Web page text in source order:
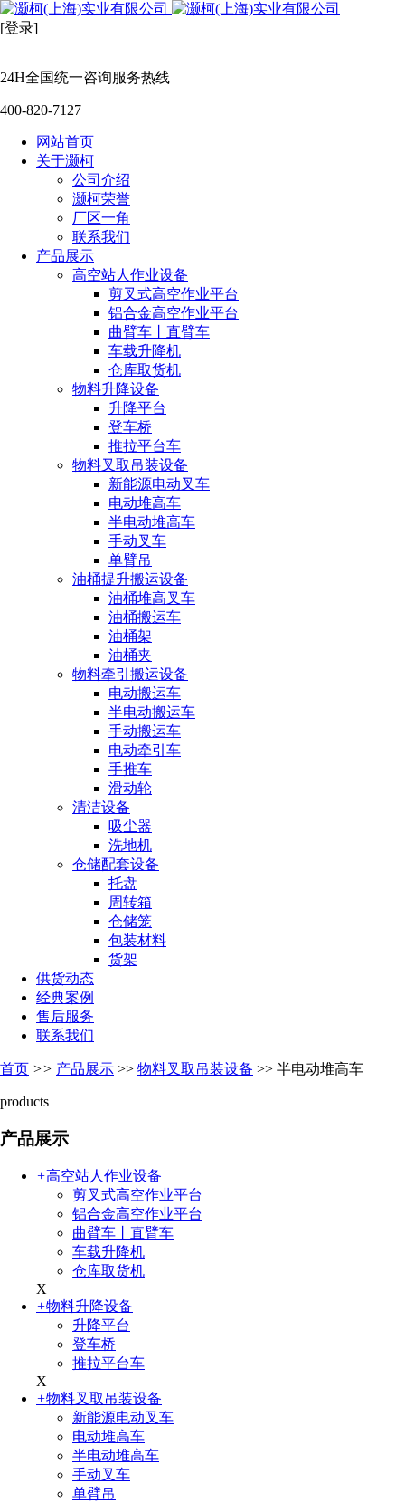
[登录]
24H全国统一咨询服务热线
400-820-7127
网站首页
关于灏柯
公司介绍
灏柯荣誉
厂区一角
联系我们
产品展示
高空站人作业设备
剪叉式高空作业平台
铝合金高空作业平台
曲臂车丨直臂车
车载升降机
仓库取货机
物料升降设备
升降平台
登车桥
推拉平台车
物料叉取吊装设备
新能源电动叉车
电动堆高车
半电动堆高车
手动叉车
单臂吊
油桶提升搬运设备
油桶堆高叉车
油桶搬运车
油桶架
油桶夹
物料牵引搬运设备
电动搬运车
半电动搬运车
手动搬运车
电动牵引车
手推车
滑动轮
清洁设备
吸尘器
洗地机
仓储配套设备
托盘
周转箱
仓储笼
包装材料
货架
供货动态
经典案例
售后服务
联系我们
首页 >> 产品展示 >> 物料叉取吊装设备 >> 半电动堆高车
products
产品展示
+高空站人作业设备
剪叉式高空作业平台
铝合金高空作业平台
曲臂车丨直臂车
车载升降机
仓库取货机
X
+物料升降设备
升降平台
登车桥
推拉平台车
X
+物料叉取吊装设备
新能源电动叉车
电动堆高车
半电动堆高车
手动叉车
单臂吊